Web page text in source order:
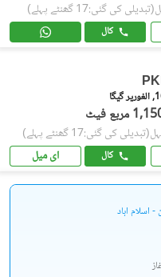
(تبدیلی کی گئی:17 گھنٹے پہلے)
کال
مربع فیٹ
(تبدیلی کی گئی:17 گھنٹے پہلے)
کال ای میل
- اسلام آباد